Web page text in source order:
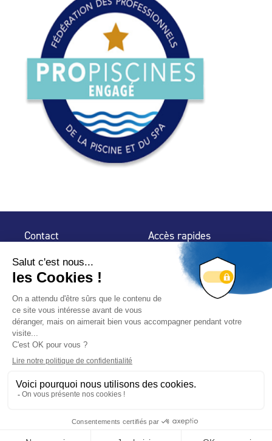
Contact
75 009 Paris
Accès rapides
Espace Presse
Trouver un
professionnel
Nous suivre